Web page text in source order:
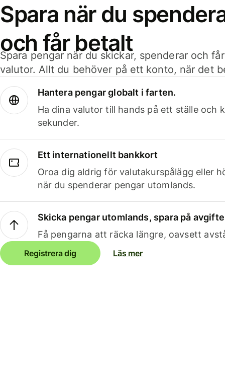
Spara när du
och får betalt
Spara pengar när du skickar, spenderar och
valutor. Allt du behöver på ett konto, när det
Hantera pengar globalt i farten.
Ha dina valutor till hands på ett ställe och
sekunder.
Ett internationellt bankkort
Oroa dig aldrig för valutakurspålägg eller
när du spenderar pengar utomlands.
Skicka pengar utomlands, spara på
Få pengarna att räcka längre, oavsett
Registrera dig Läs mer